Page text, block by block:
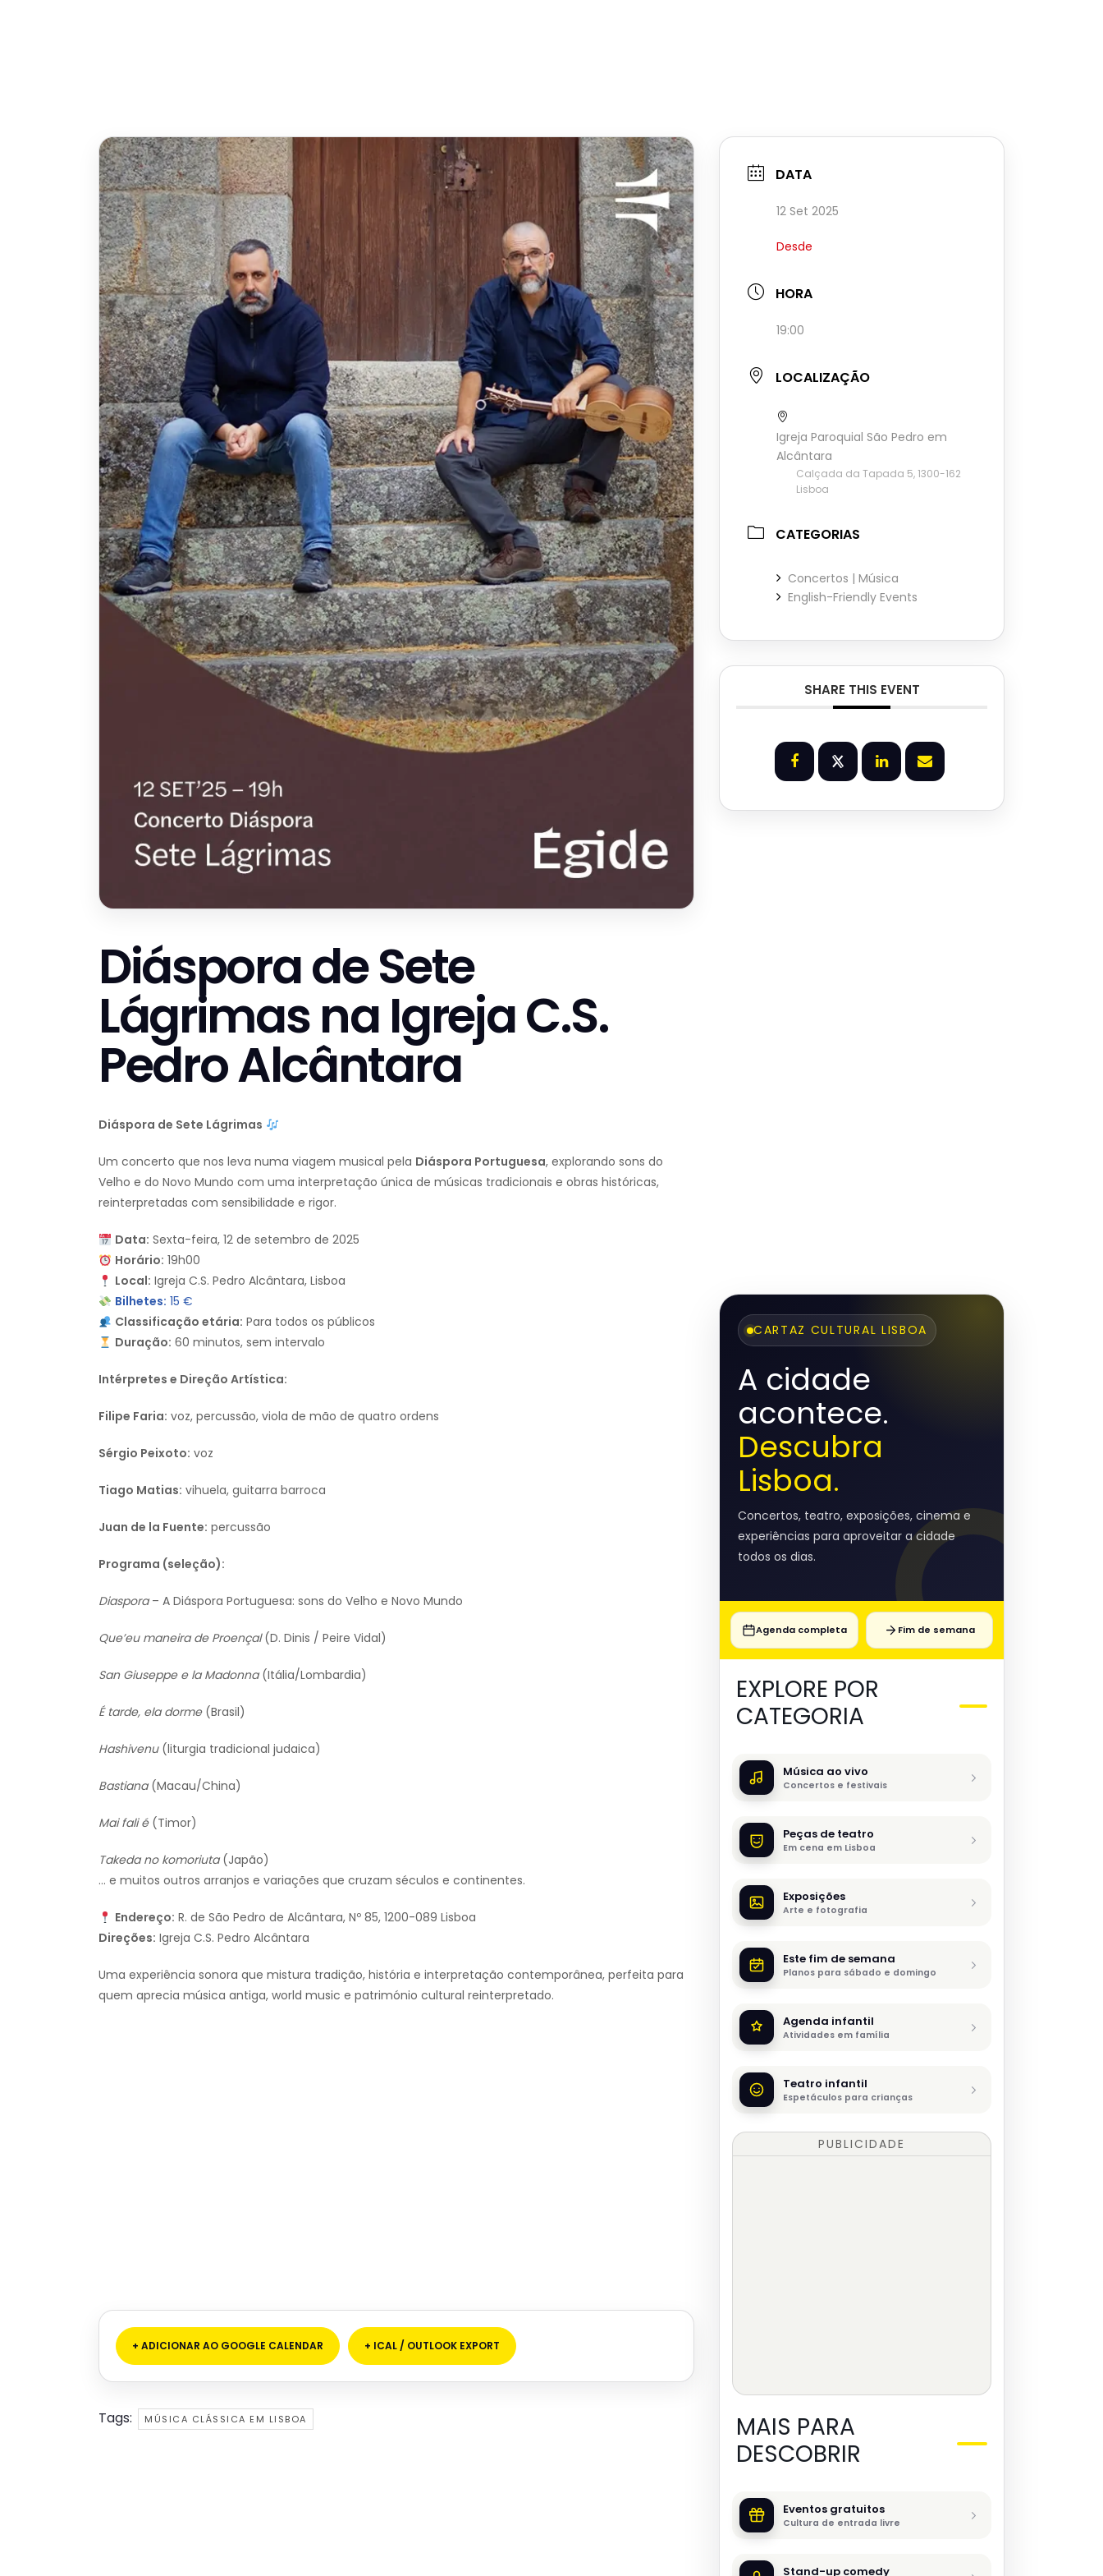
Diáspora de Sete
Lágrimas na Igreja C.S.
Pedro Alcântara
Diáspora de Sete Lágrimas
Um concerto que nos leva numa viagem musical pela Diáspora Portuguesa, explorando sons do
Velho e do Novo Mundo com uma interpretação única de músicas tradicionais e obras históricas,
reinterpretadas com sensibilidade e rigor.
Data: Sexta-feira, 12 de setembro de 2025
Horário: 19h00
Local: Igreja C.S. Pedro Alcântara, Lisboa
Bilhetes: 15 €
Classificação etária: Para todos os públicos
Duração: 60 minutos, sem intervalo
Intérpretes e Direção Artística:
Filipe Faria: voz, percussão, viola de mão de quatro ordens
Sérgio Peixoto: voz
Tiago Matias: vihuela, guitarra barroca
Juan de la Fuente: percussão
Programa (seleção):
Diaspora– A Diáspora Portuguesa: sons do Velho e Novo Mundo
Que’eu maneira de Proençal(D. Dinis / Peire Vidal)
San Giuseppe e la Madonna(Itália/Lombardia)
É tarde, ela dorme(Brasil)
Hashivenu(liturgia tradicional judaica)
Bastiana(Macau/China)
Mai fali é(Timor)
Takeda no komoriuta(Japão)
… e muitos outros arranjos e variações que cruzam séculos e continentes.
Endereço: R. de São Pedro de Alcântara, Nº 85, 1200-089 Lisboa
Direções: Igreja C.S. Pedro Alcântara
Uma experiência sonora que mistura tradição, história e interpretação contemporânea, perfeita para
quem aprecia música antiga, world music e património cultural reinterpretado.
+ ADICIONAR AO GOOGLE CALENDAR + ICAL / OUTLOOK EXPORT
Tags: MÚSICA CLÁSSICA EM LISBOA
DATA
12 Set 2025
Desde
HORA
19:00
LOCALIZAÇÃO
Igreja Paroquial São Pedro em
Alcântara
Calçada da Tapada 5, 1300-162
Lisboa
CATEGORIAS
Concertos | Música
English-Friendly Events
SHARE THIS EVENT
CARTAZ CULTURAL LISBOA
A cidade
acontece.
Descubra
Lisboa.
Concertos, teatro, exposições, cinema e
experiências para aproveitar a cidade
todos os dias.
Agenda completa Fim de semana
EXPLORE POR
CATEGORIA
Música ao vivo
Concertos e festivais
Peças de teatro
Em cena em Lisboa
Exposições
Arte e fotografia
Este fim de semana
Planos para sábado e domingo
Agenda infantil
Atividades em família
Teatro infantil
Espetáculos para crianças
PUBLICIDADE
MAIS PARA
DESCOBRIR
Eventos gratuitos
Cultura de entrada livre
Stand-up comedy